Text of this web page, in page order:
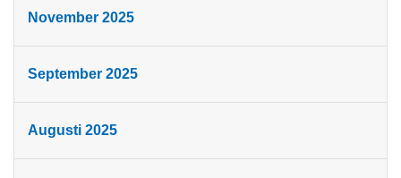
November 2025
September 2025
Augusti 2025